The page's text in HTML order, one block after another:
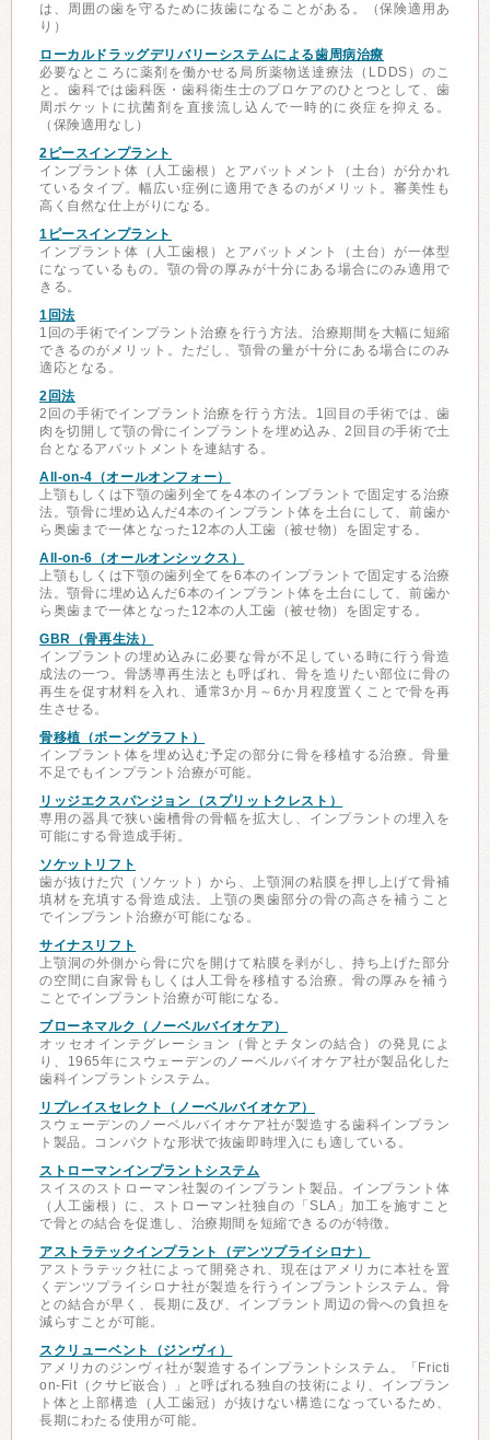
は、周囲の歯を守るために抜歯になることがある。（保険適用あ
り）
ローカルドラッグデリバリーシステムによる歯周病治療
必要なところに薬剤を働かせる局所薬物送達療法（LDDS）のこ
と。歯科では歯科医・歯科衛生士のプロケアのひとつとして、歯
周ポケットに抗菌剤を直接流し込んで一時的に炎症を抑える。
（保険適用なし）
2ピースインプラント
インプラント体（人工歯根）とアバットメント（土台）が分かれ
ているタイプ。幅広い症例に適用できるのがメリット。審美性も
高く自然な仕上がりになる。
1ピースインプラント
インプラント体（人工歯根）とアバットメント（土台）が一体型
になっているもの。顎の骨の厚みが十分にある場合にのみ適用で
きる。
1回法
1回の手術でインプラント治療を行う方法。治療期間を大幅に短縮
できるのがメリット。ただし、顎骨の量が十分にある場合にのみ
適応となる。
2回法
2回の手術でインプラント治療を行う方法。1回目の手術では、歯
肉を切開して顎の骨にインプラントを埋め込み、2回目の手術で土
台となるアバットメントを連結する。
All-on-4（オールオンフォー）
上顎もしくは下顎の歯列全てを4本のインプラントで固定する治療
法。顎骨に埋め込んだ4本のインプラント体を土台にして、前歯か
ら奥歯まで一体となった12本の人工歯（被せ物）を固定する。
All-on-6（オールオンシックス）
上顎もしくは下顎の歯列全てを6本のインプラントで固定する治療
法。顎骨に埋め込んだ6本のインプラント体を土台にして、前歯か
ら奥歯まで一体となった12本の人工歯（被せ物）を固定する。
GBR（骨再生法）
インプラントの埋め込みに必要な骨が不足している時に行う骨造
成法の一つ。骨誘導再生法とも呼ばれ、骨を造りたい部位に骨の
再生を促す材料を入れ、通常3か月～6か月程度置くことで骨を再
生させる。
骨移植（ボーングラフト）
インプラント体を埋め込む予定の部分に骨を移植する治療。骨量
不足でもインプラント治療が可能。
リッジエクスパンジョン（スプリットクレスト）
専用の器具で狭い歯槽骨の骨幅を拡大し、インプラントの埋入を
可能にする骨造成手術。
ソケットリフト
歯が抜けた穴（ソケット）から、上顎洞の粘膜を押し上げて骨補
填材を充填する骨造成法。上顎の奥歯部分の骨の高さを補うこと
でインプラント治療が可能になる。
サイナスリフト
上顎洞の外側から骨に穴を開けて粘膜を剥がし、持ち上げた部分
の空間に自家骨もしくは人工骨を移植する治療。骨の厚みを補う
ことでインプラント治療が可能になる。
ブローネマルク（ノーベルバイオケア）
オッセオインテグレーション（骨とチタンの結合）の発見によ
り、1965年にスウェーデンのノーベルバイオケア社が製品化した
歯科インプラントシステム。
リプレイスセレクト（ノーベルバイオケア）
スウェーデンのノーベルバイオケア社が製造する歯科インプラン
ト製品。コンパクトな形状で抜歯即時埋入にも適している。
ストローマンインプラントシステム
スイスのストローマン社製のインプラント製品。インプラント体
（人工歯根）に、ストローマン社独自の「SLA」加工を施すこと
で骨との結合を促進し、治療期間を短縮できるのが特徴。
アストラテックインプラント（デンツプライシロナ）
アストラテック社によって開発され、現在はアメリカに本社を置
くデンツプライシロナ社が製造を行うインプラントシステム。骨
との結合が早く、長期に及び、インプラント周辺の骨への負担を
減らすことが可能。
スクリューベント（ジンヴィ）
アメリカのジンヴィ社が製造するインプラントシステム。「Fricti
on-Fit（クサビ嵌合）」と呼ばれる独自の技術により、インプラン
ト体と上部構造（人工歯冠）が抜けない構造になっているため、
長期にわたる使用が可能。